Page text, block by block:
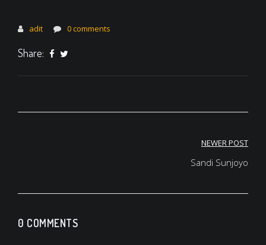
adit 0 comments
Share:
NEWER POST
Sandi Sunjoyo
0 COMMENTS